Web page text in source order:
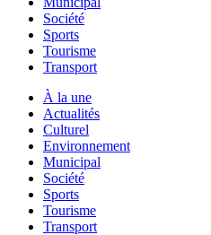
Société
Sports
Tourisme
Transport
À la une
Actualités
Culturel
Environnement
Municipal
Société
Sports
Tourisme
Transport